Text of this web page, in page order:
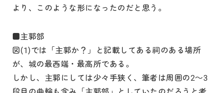
より、このような形になったのだと思う。
■主郭部
図(1)では「主郭か？」と記載してある祠のある場所
が、城の最西端・最高所である。
しかし、主郭にしては少々手狭く、筆者は周囲の2～3